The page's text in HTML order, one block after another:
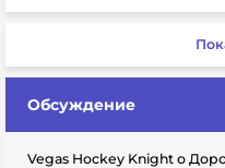
Обсуждение
Vegas Hockey Knight о